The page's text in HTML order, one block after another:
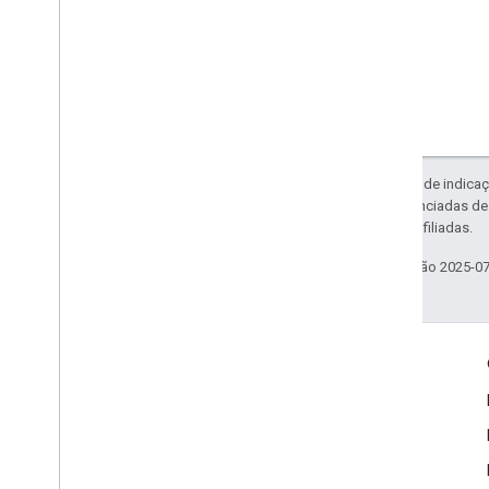
Exceto em caso de
código são licenciadas
da Oracle e/ou afiliadas.
Última atualização 2025-